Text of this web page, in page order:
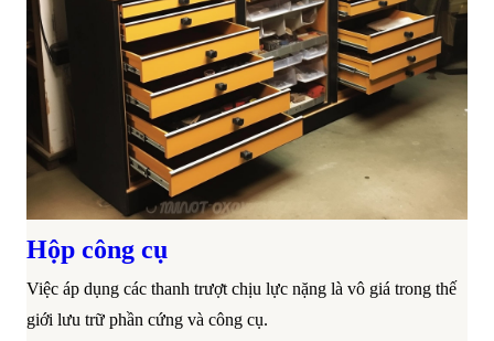
Hộp công cụ
Việc áp dụng các thanh trượt chịu lực nặng là vô giá trong thế
giới lưu trữ phần cứng và công cụ.